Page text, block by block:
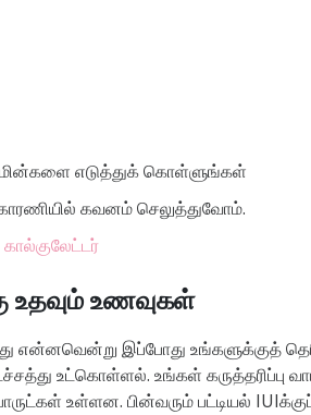
எடுத்துக் கொள்ளுங்கள்
கவனம் செலுத்துவோம்.
உதவும் உணவுகள்
என்னவென்று இப்போது உங்களுக்குத்
உட்கொள்ளல். உங்கள் கருத்தரிப்பு
உள்ளன. பின்வரும் பட்டியல்